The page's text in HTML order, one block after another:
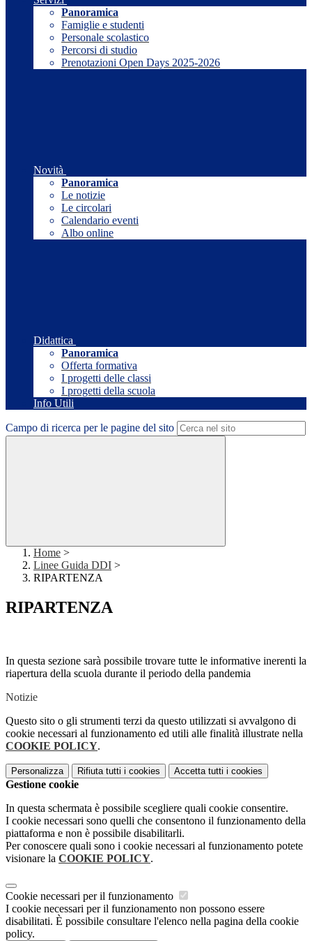
Panoramica
Famiglie e studenti
Personale scolastico
Percorsi di studio
Prenotazioni Open Days 2025-2026
Novità
Panoramica
Le notizie
Le circolari
Calendario eventi
Albo online
Didattica
Panoramica
Offerta formativa
I progetti delle classi
I progetti della scuola
Info Utili
Campo di ricerca per le pagine del sito
Home >
Linee Guida DDI >
RIPARTENZA
RIPARTENZA
In questa sezione sarà possibile trovare tutte le informative inerenti la
riapertura della scuola durante il periodo della pandemia
Notizie
Questo sito o gli strumenti terzi da questo utilizzati si avvalgono di
cookie necessari al funzionamento ed utili alle finalità illustrate nella
COOKIE POLICY.
Personalizza Rifiuta tutti i cookies Accetta tutti i cookies
Gestione cookie
In questa schermata è possibile scegliere quali cookie consentire.
I cookie necessari sono quelli che consentono il funzionamento della
piattaforma e non è possibile disabilitarli.
Per conoscere quali sono i cookie necessari al funzionamento potete
visionare la COOKIE POLICY.
Cookie necessari per il funzionamento
I cookie necessari per il funzionamento non possono essere
disabilitati. È possibile consultare l'elenco nella pagina della cookie
policy.